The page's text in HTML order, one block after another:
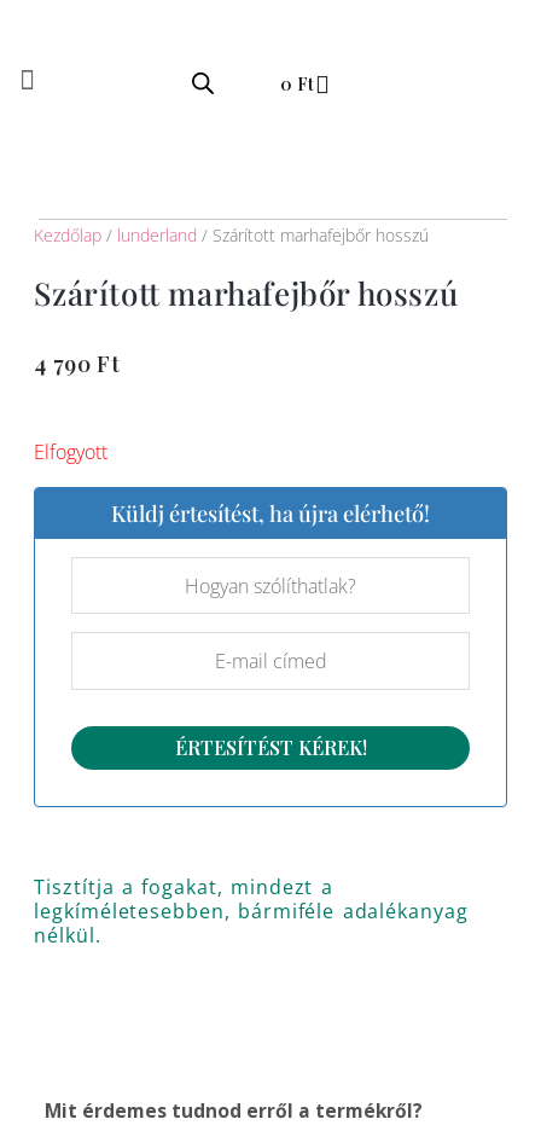
content
0 FtKosár
Kezdőlap / lunderland / Szárított marhafejbőr hosszú
Szárított marhafejbőr hosszú
4 790 Ft
Elfogyott
Küldj értesítést, ha újra elérhető!
Tisztítja a fogakat, mindezt a
legkíméletesebben, bármiféle adalékanyag
nélkül.
Mit érdemes tudnod erről a termékről?